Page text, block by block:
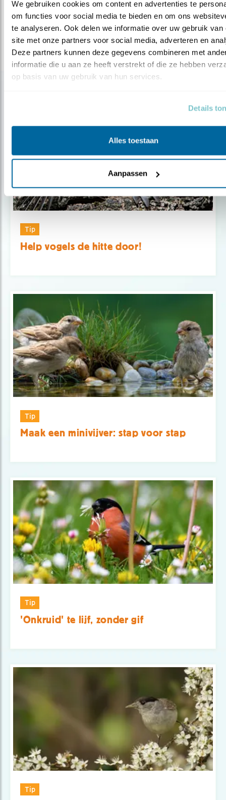
We gebruiken cookies om content en advertenties te
om functies voor social media te bieden en om ons
te analyseren. Ook delen we informatie over uw gebruik van
site met onze partners voor social media, adverteren en
Deze partners kunnen deze gegevens combineren met
informatie die u aan ze heeft verstrekt of die ze hebben
op basis van uw gebruik van hun services.
Details
Alles toestaan
Aanpassen
Deel dit bericht
Tip
Help vogels de hitte door!
Tip
Maak een minivijver: stap voor stap
Tip
'Onkruid' te lijf, zonder gif
Tip